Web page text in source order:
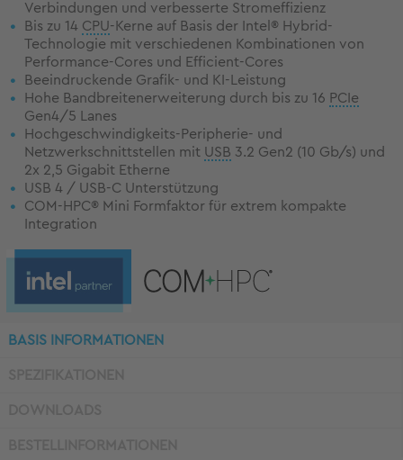
Verbindungen und verbesserte Stromeffizienz
Bis zu 14 CPU-Kerne auf Basis der Intel® Hybrid-
Technologie mit verschiedenen Kombinationen von
Performance-Cores und Efficient-Cores
Beeindruckende Grafik- und KI-Leistung
Hohe Bandbreitenerweiterung durch bis zu 16 PCIe
Gen4/5 Lanes
Hochgeschwindigkeits-Peripherie- und
Netzwerkschnittstellen mit USB 3.2 Gen2 (10 Gb/s) und
2x 2,5 Gigabit Etherne
USB 4 / USB-C Unterstützung
COM-HPC® Mini Formfaktor für extrem kompakte
Integration
BASIS INFORMATIONEN